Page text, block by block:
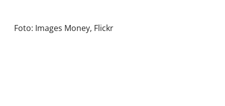
Foto: Images Money, Flickr